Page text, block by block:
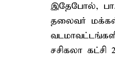
இதேபோல்,
தலைவர் மக்கள்
சசிகலா